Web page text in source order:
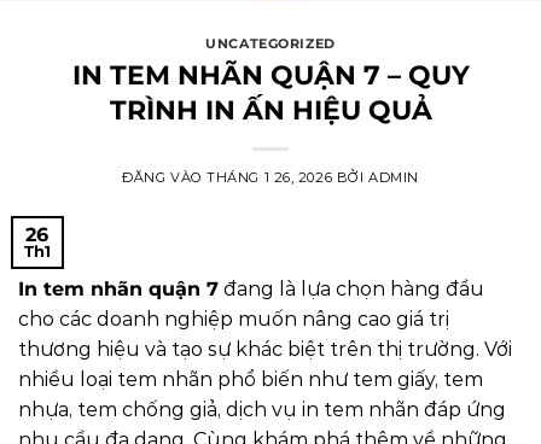
UNCATEGORIZED
IN TEM NHÃN QUẬN 7 – QUY
TRÌNH IN ẤN HIỆU QUẢ
ĐĂNG VÀOTHÁNG 1 26, 2026 BỞI ADMIN
26
Th1
In tem nhãn quận 7 đang là lựa chọn hàng đầu
cho các doanh nghiệp muốn nâng cao giá trị
thương hiệu và tạo sự khác biệt trên thị trường. Với
nhiều loại tem nhãn phổ biến như tem giấy, tem
nhựa, tem chống giả, dịch vụ in tem nhãn đáp ứng
nhu cầu đa dạng. Cùng khám phá thêm về những